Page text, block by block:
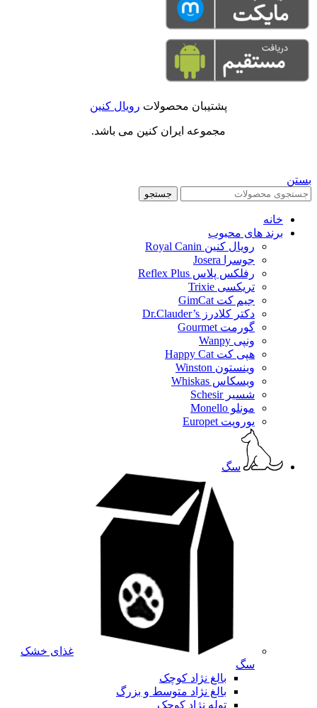
پشتیبان محصولات رویال کنین
مجموعه ایران کنین می باشد.
بستن
جستجو
خانه
برند های محبوب
رویال کنین Royal Canin
جوسرا Josera
رفلکس پلاس Reflex Plus
تریکسی Trixie
جیم کت GimCat
دکتر کلادرز Dr.Clauder’s
گورمت Gourmet
ونپی Wanpy
هپی کت Happy Cat
وینستون Winston
ویسکاس Whiskas
شسیر Schesir
مونلو Monello
یوروپت Europet
سگ
غذای خشک
سگ
بالغ نژاد کوچک
بالغ نژاد متوسط و بزرگ
توله نژاد کوچک